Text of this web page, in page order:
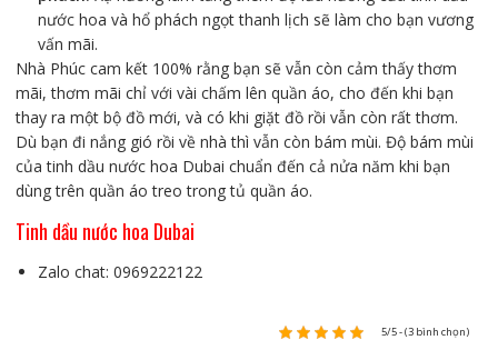
nước hoa và hổ phách ngọt thanh lịch sẽ làm cho bạn vương
vấn mãi.
Nhà Phúc cam kết 100% rằng bạn sẽ vẫn còn cảm thấy thơm
mãi, thơm mãi chỉ với vài chấm lên quần áo, cho đến khi bạn
thay ra một bộ đồ mới, và có khi giặt đồ rồi vẫn còn rất thơm.
Dù bạn đi nắng gió rồi về nhà thì vẫn còn bám mùi. Độ bám mùi
của tinh dầu nước hoa Dubai chuẩn đến cả nửa năm khi bạn
dùng trên quần áo treo trong tủ quần áo.
Tinh dầu nước hoa Dubai
Zalo chat: 0969222122
5/5 - (3 bình chọn)